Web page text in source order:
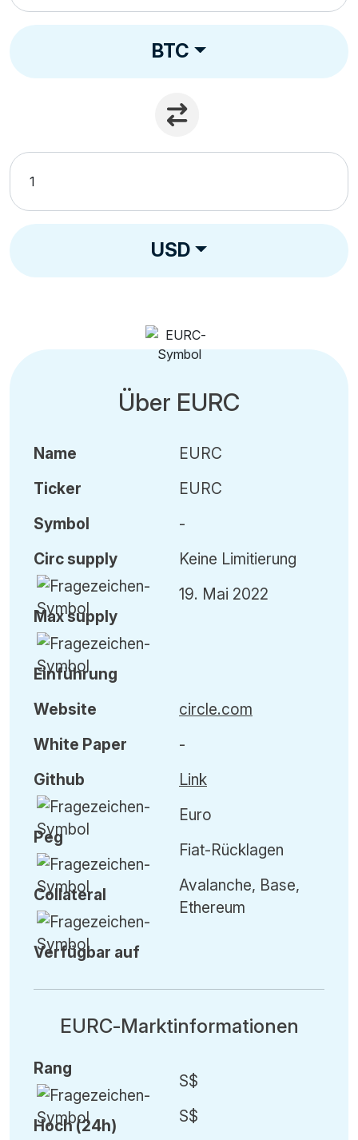
BTC
USD
Über EURC
Name
Ticker
Symbol
Circ supply
Maxsupply
Einführung
EURC
EURC
-
Keine Limitierung
19. Mai 2022
Website
White Paper
Github
Peg
Collateral
Verfügbar auf
circle.com
-
Link
Euro
Fiat-Rücklagen
Avalanche, Base,
Ethereum
EURC-Marktinformationen
Rang
Hoch (24h)
S$
S$